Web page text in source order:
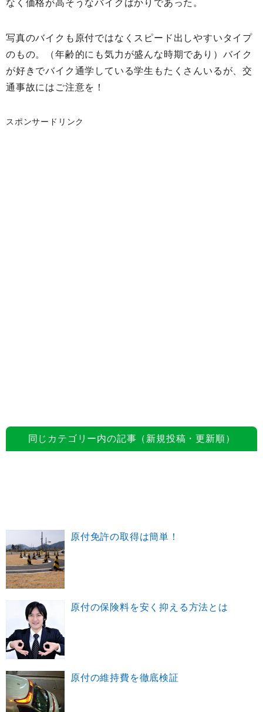
なく価格が高そうなバイクばかりであった。
写真のバイクも原付ではなくスピード出しやすいタイプ
のもの。（年齢的にも気力が盛んな時期であり）バイク
が好きでバイク通学している学生もたくさんいるが、交
通事故にはご注意を！
スポンサードリンク
同じカテゴリー内の記事（新規投稿・更新順）
原付免許の取得は簡単！
原付の保険料を安く抑える方法とは
原付の維持費を徹底検証